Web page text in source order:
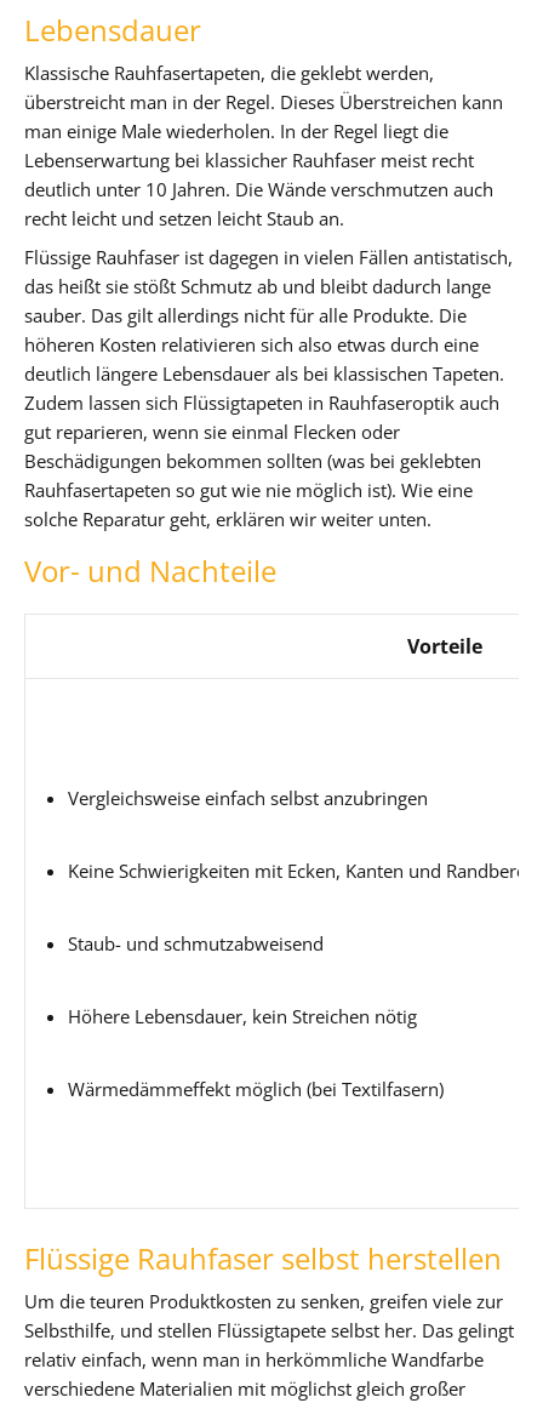
Lebensdauer
Klassische Rauhfasertapeten, die geklebt werden,
überstreicht man in der Regel. Dieses Überstreichen kann
man einige Male wiederholen. In der Regel liegt die
Lebenserwartung bei klassicher Rauhfaser meist recht
deutlich unter 10 Jahren. Die Wände verschmutzen auch
recht leicht und setzen leicht Staub an.
Flüssige Rauhfaser ist dagegen in vielen Fällen antistatisch,
das heißt sie stößt Schmutz ab und bleibt dadurch lange
sauber. Das gilt allerdings nicht für alle Produkte. Die
höheren Kosten relativieren sich also etwas durch eine
deutlich längere Lebensdauer als bei klassischen Tapeten.
Zudem lassen sich Flüssigtapeten in Rauhfaseroptik auch
gut reparieren, wenn sie einmal Flecken oder
Beschädigungen bekommen sollten (was bei geklebten
Rauhfasertapeten so gut wie nie möglich ist). Wie eine
solche Reparatur geht, erklären wir weiter unten.
Vor- und Nachteile
Vorteile
Vergleichsweise einfach selbst anzubringen
Keine Schwierigkeiten mit Ecken, Kanten und
Staub- und schmutzabweisend
Höhere Lebensdauer, kein Streichen nötig
Wärmedämmeffekt möglich (bei Textilfasern)
Flüssige Rauhfaser selbst herstellen
Um die teuren Produktkosten zu senken, greifen viele zur
Selbsthilfe, und stellen Flüssigtapete selbst her. Das gelingt
relativ einfach, wenn man in herkömmliche Wandfarbe
verschiedene Materialien mit möglichst gleich großer